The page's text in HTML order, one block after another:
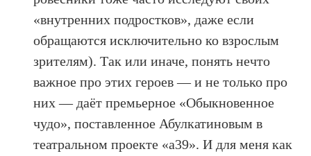
«внутренних подростков», даже если
обращаются исключительно ко взрослым
зрителям). Так или иначе, понять нечто
важное про этих героев — и не только про
них — даёт премьерное «Обыкновенное
чудо», поставленное Абулкатиновым в
театральном проекте «а39». И для меня как